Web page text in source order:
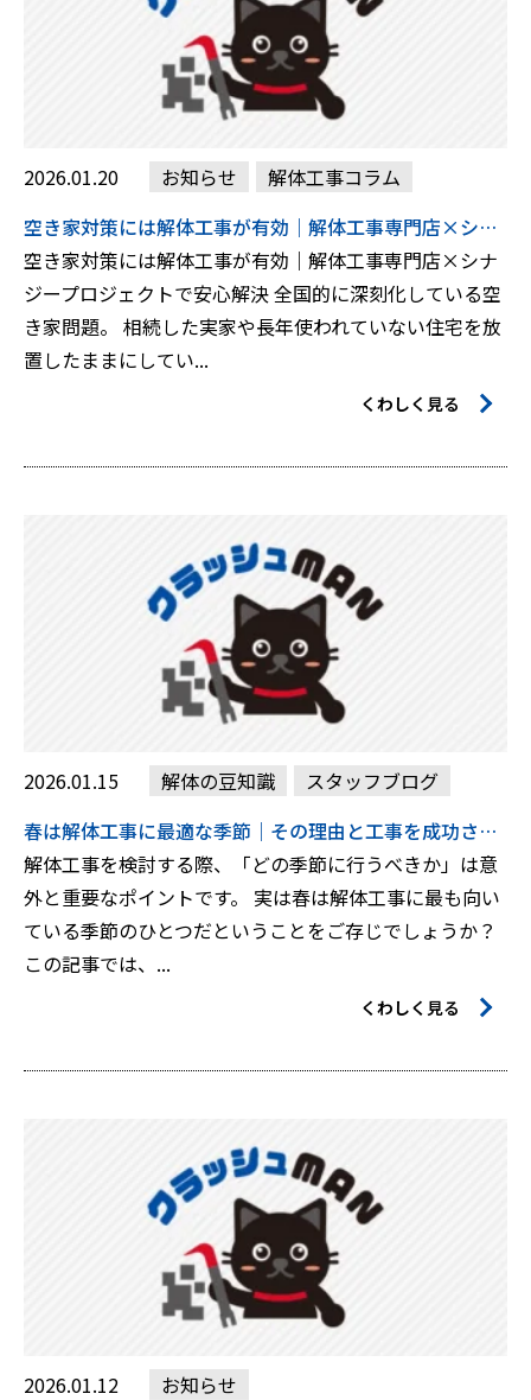
2026.01.20 お知らせ
解体工事コラム
空き家対策には解体工事が有効｜解体工事専門店×シナジープロジェクトで安心解決
空き家対策には解体工事が有効｜解体工事専門店×シナ
ジープロジェクトで安心解決 全国的に深刻化している空
き家問題。 相続した実家や長年使われていない住宅を放
置したままにしてい...
くわしく見る
2026.01.15 解体の豆知識
スタッフブログ
春は解体工事に最適な季節｜その理由と工事を成功させるポイント
解体工事を検討する際、「どの季節に行うべきか」は意
外と重要なポイントです。 実は春は解体工事に最も向い
ている季節のひとつだということをご存じでしょうか？
この記事では、...
くわしく見る
2026.01.12
お知らせ